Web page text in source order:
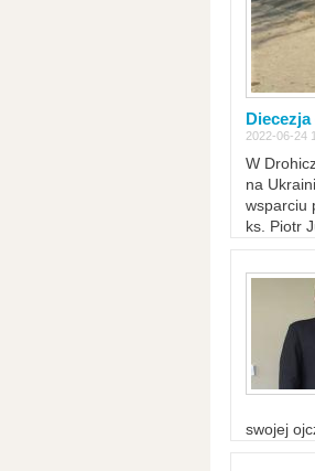
2022-06-24
W
na
wsparciu
ks. Piotr
swojej